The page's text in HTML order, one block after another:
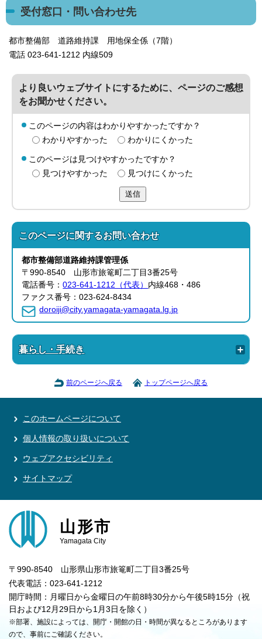
受付窓口・問い合わせ先
都市整備部 道路維持課 用地保全係（7階）
電話 023-641-1212 内線509
より良いウェブサイトにするために、ページのご感想
をお聞かせください。
このページの内容はわかりやすかったですか？
わかりやすかった
わかりにくかった
このページは見つけやすかったですか？
見つけやすかった
見つけにくかった
送信
このページに関するお問い合わせ
都市整備部道路維持課管理係
〒990-8540 山形市旅篭町二丁目3番25号
電話番号：023-641-1212（代表） 内線468・486
ファクス番号：023-624-8434
doroiji@city.yamagata-yamagata.lg.jp
暮らし・手続き
前のページへ戻る トップページへ戻る
このホームページについて
個人情報の取り扱いについて
ウェブアクセシビリティ
サイトマップ
山形市
Yamagata City
〒990-8540 山形県山形市旅篭町二丁目3番25号
代表電話：023-641-1212
開庁時間：月曜日から金曜日の午前8時30分から午後5時15分（祝
日および12月29日から1月3日を除く）
※部署、施設によっては、開庁・開館の日・時間が異なるところがあります
ので、事前にご確認ください。